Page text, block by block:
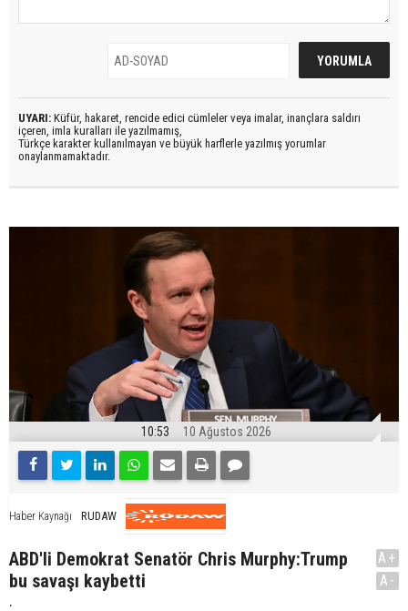
UYARI: Küfür, hakaret, rencide edici cümleler veya imalar, inançlara saldırı
içeren, imla kuralları ile yazılmamış,
Türkçe karakter kullanılmayan ve büyük harflerle yazılmış yorumlar
onaylanmamaktadır.
10:53 10 Ağustos 2026
Haber Kaynağı RUDAW
ABD'li Demokrat Senatör Chris Murphy:Trump
bu savaşı kaybetti
.
A+
A-